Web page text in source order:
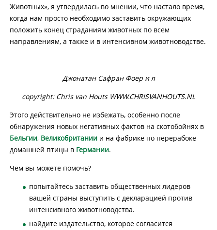
Животных», я утвердилась во мнении, что настало время,
когда нам просто необходимо заставить окружающих
положить конец страданиям животных по всем
направлениям, а также и в интенсивном животноводстве.
Джонатан Сафран Фоер и я
copyright: Chris van Houts WWW.CHRISVANHOUTS.NL
Этого действительно не избежать, особенно после
обнаружения новых негативных фактов на скотобойнях в
Бельгии, Великобритании и на фабрике по перерабоке
домашней птицы в Германии.
Чем вы можете помочь?
попытайтесь заставить общественных лидеров
вашей страны выступить с декларацией против
интенсивного животноводства.
найдите издательство, которое согласится